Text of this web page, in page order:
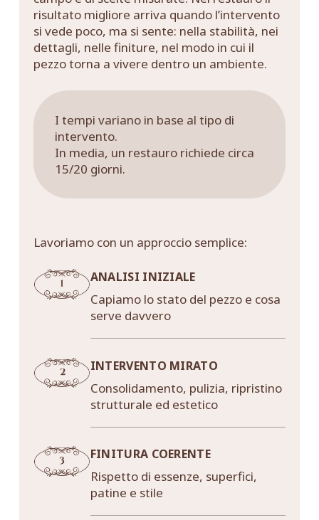
risultato migliore arriva quando l’intervento
si vede poco, ma si sente: nella stabilità, nei
dettagli, nelle finiture, nel modo in cui il
pezzo torna a vivere dentro un ambiente.
I tempi variano in base al tipo di
intervento.
In media, un restauro richiede circa
15/20 giorni.
Lavoriamo con un approccio semplice:
ANALISI INIZIALE
Capiamo lo stato del pezzo e cosa
serve davvero
INTERVENTO MIRATO
Consolidamento, pulizia, ripristino
strutturale ed estetico
FINITURA COERENTE
Rispetto di essenze, superfici,
patine e stile